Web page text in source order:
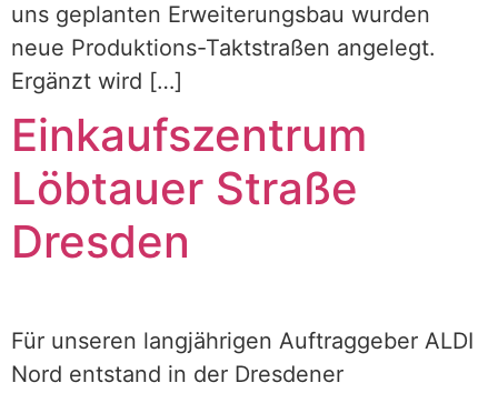
uns geplanten Erweiterungsbau wurden
neue Produktions-Taktstraßen angelegt.
Ergänzt wird […]
Einkaufszentrum
Löbtauer Straße
Dresden
Für unseren langjährigen Auftraggeber ALDI
Nord entstand in der Dresdener